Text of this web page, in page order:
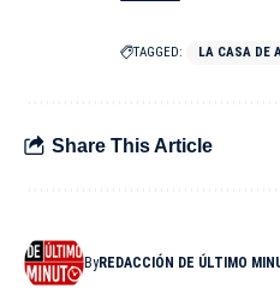
TAGGED: LA CASA DE
Share This Article
ByREDACCIÓN DE ÚLTIMO